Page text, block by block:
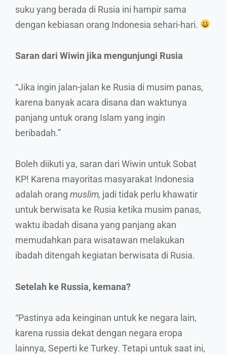
suku yang berada di Rusia ini hampir sama
dengan kebiasan orang Indonesia sehari-hari.
Saran dari Wiwin jika mengunjungi Rusia
“Jika ingin jalan-jalan ke Rusia di musim panas,
karena banyak acara disana dan waktunya
panjang untuk orang Islam yang ingin
beribadah.”
Boleh diikuti ya, saran dari Wiwin untuk Sobat
KP! Karena mayoritas masyarakat Indonesia
adalah orang muslim, jadi tidak perlu khawatir
untuk berwisata ke Rusia ketika musim panas,
waktu ibadah disana yang panjang akan
memudahkan para wisatawan melakukan
ibadah ditengah kegiatan berwisata di Rusia.
Setelah ke Russia, kemana?
“Pastinya ada keinginan untuk ke negara lain,
karena russia dekat dengan negara eropa
lainnya, Seperti ke Turkey. Tetapi untuk saat ini,